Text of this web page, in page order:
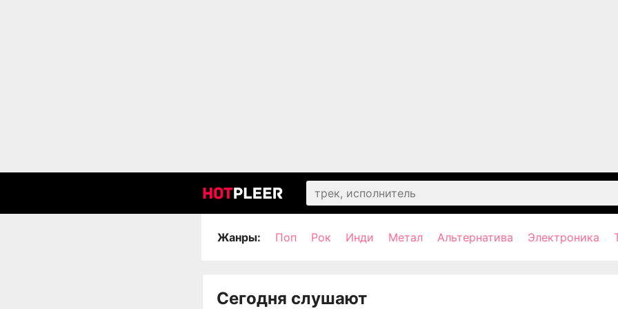
Жанры: Поп Рок Инди Метал Альтернатива Электроника
Сегодня слушают